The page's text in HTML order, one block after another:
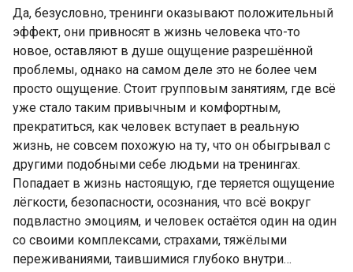
Да, безусловно, тренинги оказывают положительный
эффект, они привносят в жизнь человека что-то
новое, оставляют в душе ощущение разрешённой
проблемы, однако на самом деле это не более чем
просто ощущение. Стоит групповым занятиям, где всё
уже стало таким привычным и комфортным,
прекратиться, как человек вступает в реальную
жизнь, не совсем похожую на ту, что он обыгрывал с
другими подобными себе людьми на тренингах.
Попадает в жизнь настоящую, где теряется ощущение
лёгкости, безопасности, осознания, что всё вокруг
подвластно эмоциям, и человек остаётся один на один
со своими комплексами, страхами, тяжёлыми
переживаниями, таившимися глубоко внутри…